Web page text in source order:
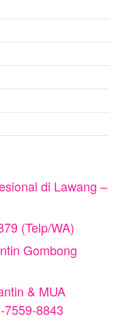
di Lawang –
(Telp/WA)
Gombong
& MUA
8843